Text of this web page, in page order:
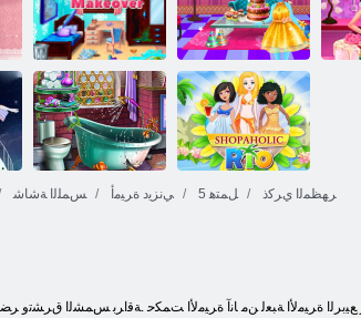
.ﻉﺭﺎﺷ ﻚﻳﺮﺗﺎﺑ
ﻡﻮﻳ ﻱﺪﺤﺗ
الزنجبيل بندق
منزل الطفل
ﺔﻓﺮﻏ ﺕﺎﺒﻴﺗﺮﺗ
ﻢﻠﺣ
ﺝﺭﺎﺧ ﺩﻼ ﻴﻤﻟﺍ ﺪﻴﻋ
ﺔﻠﻔﺣ ﻞﺧﺍﺩ
ﺲﻤﻠﻟﺍ ﺔﺷﺎﺷ ﻲﻧﺰﻳﺩ ﺓﺮﻴﻣﺃ 5 ﻞﻤﺘﻫ ﺮﻬﻈﻤﻟﺍ ﻱﺮﻛﺫ